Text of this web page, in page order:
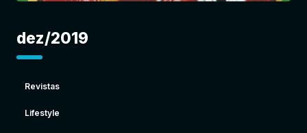
dez/2019
Revistas
Lifestyle